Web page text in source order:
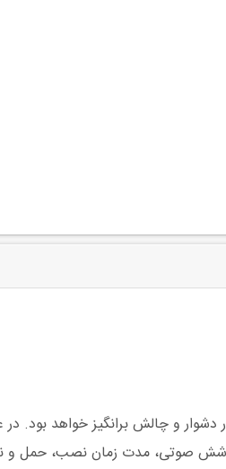
دشوار و چالش برانگیز خواهد
صوتی، مدت زمان نصب، حمل و